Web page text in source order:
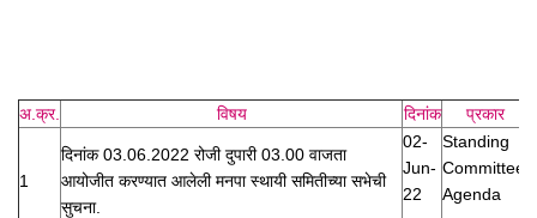
अ.क्र. विषय दिनांक प्रकार
1
दिनांक 03.06.2022 रोजी दुपारी 03.00 वाजता
आयो‍जीत करण्यात आलेली मनपा स्थायी समितीच्या सभेची
सुचना.
02-
Jun-
22
Standing
Committee
Agenda